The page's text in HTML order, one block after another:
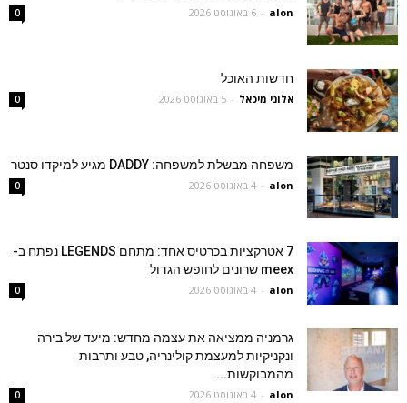
alon
- 6 באוגוסט 2026 0
חדשות האוכל
אלוני מיכאל - 5 באוגוסט 2026 0
משפחה מבשלת למשפחה: DADDY מגיע למיקדו סנטר
alon
- 4 באוגוסט 2026 0
7 אטרקציות בכרטיס אחד: מתחם LEGENDS נפתח ב-
meex שרונים לחופש הגדול
alon
- 4 באוגוסט 2026 0
גרמניה ממציאה את עצמה מחדש: מיעד של בירה
ונקניקיות למעצמת קולינריה, טבע ותרבות
מהמבוקשות...
alon
- 4 באוגוסט 2026 0